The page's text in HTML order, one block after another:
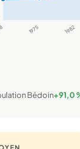
1975 1982
Bédoin+91,0